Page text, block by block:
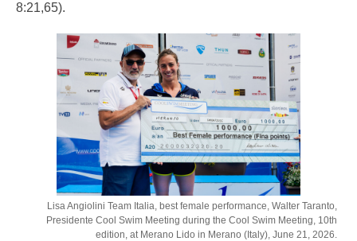
8:21,65).
Lisa Angiolini Team Italia, best female performance, Walter Taranto,
Presidente Cool Swim Meeting during the Cool Swim Meeting, 10th
edition, at Merano Lido in Merano (Italy), June 21, 2026.